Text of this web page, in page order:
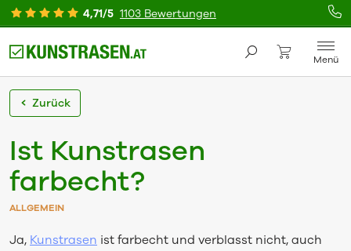
4,71/5 1103 Bewertungen
Menü
Zurück
Ist Kunstrasen
farbecht?
ALLGEMEIN
Ja, Kunstrasen ist farbecht und verblasst nicht, auch